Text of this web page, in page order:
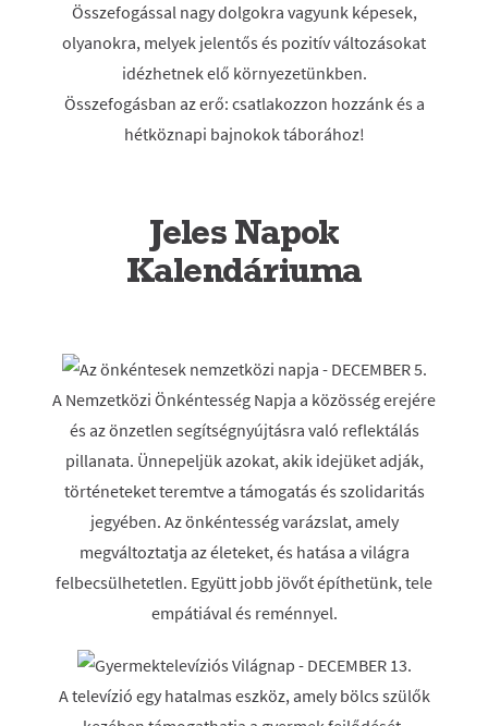
Összefogással nagy dolgokra vagyunk képesek,
olyanokra, melyek jelentős és pozitív változásokat
idézhetnek elő környezetünkben.
Összefogásban az erő: csatlakozzon hozzánk és a
hétköznapi bajnokok táborához!
Jeles Napok
Kalendáriuma
A Nemzetközi Önkéntesség Napja a közösség erejére
és az önzetlen segítségnyújtásra való reflektálás
pillanata. Ünnepeljük azokat, akik idejüket adják,
történeteket teremtve a támogatás és szolidaritás
jegyében. Az önkéntesség varázslat, amely
megváltoztatja az életeket, és hatása a világra
felbecsülhetetlen. Együtt jobb jövőt építhetünk, tele
empátiával és reménnyel.
A televízió egy hatalmas eszköz, amely bölcs szülők